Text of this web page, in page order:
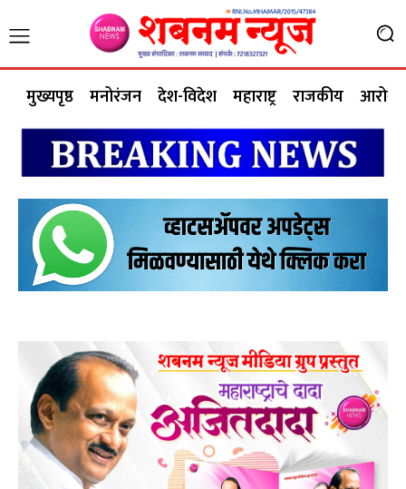
मुख्यपृष्ठ मनोरंजन देश-विदेश महाराष्ट्र राजकीय आरोग्य